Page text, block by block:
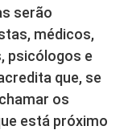
serão
médicos,
psicólogos e
que, se
os
está próximo